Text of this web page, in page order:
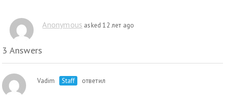
Anonymous asked 12 лет ago
3 Answers
Vadim Staff ответил